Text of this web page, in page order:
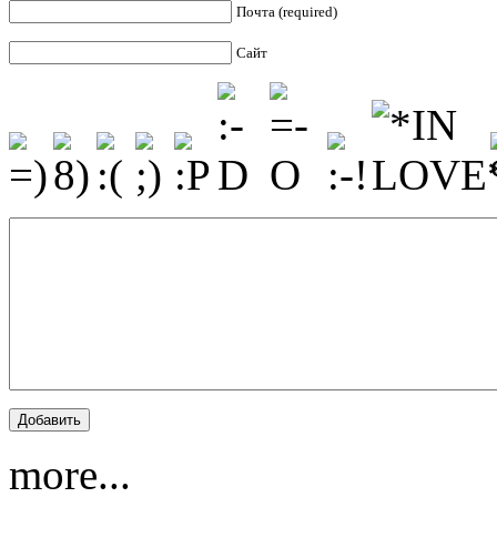
Почта (required)
Сайт
more...